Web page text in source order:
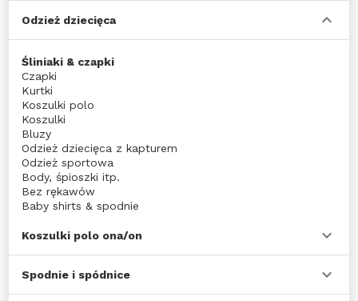
Odzież dziecięca
Śliniaki & czapki
Czapki
Kurtki
Koszulki polo
Koszulki
Bluzy
Odzież dziecięca z kapturem
Odzież sportowa
Body, śpioszki itp.
Bez rękawów
Baby shirts & spodnie
Odzież sportowa
Dzieci przeciwdeszczowe
Dzieci fartuchy
Koszulki polo ona/on
Spodnie i spódnice